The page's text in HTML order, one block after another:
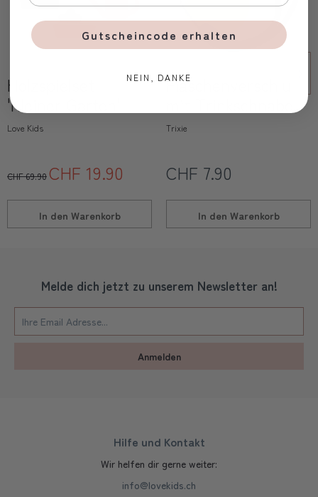
Holzspielset
'Kleiner Garten'
Love Kids
CHF 69.90CHF 19.90
In den Warenkorb
Flaschenverschluss
Trixie
CHF 7.90
In den Warenkorb
Melde dich jetzt zu unserem Newsletter an!
Anmelden
Hilfe und Kontakt
Wir helfen dir gerne weiter:
info@lovekids.ch
Gutscheincode erhalten
NEIN, DANKE